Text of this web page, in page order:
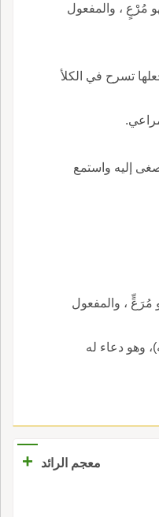
مُرْعٍ ، والمفعول
تسرح في الكلأ
إليه واستمع
مُرَعٍّ ، والمفعول
وهو دعاء له
معجم الرائد
+